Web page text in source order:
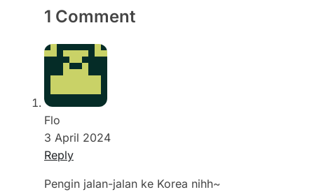
1 Comment
Flo
3 April 2024
Reply
Pengin jalan-jalan ke Korea nihh~